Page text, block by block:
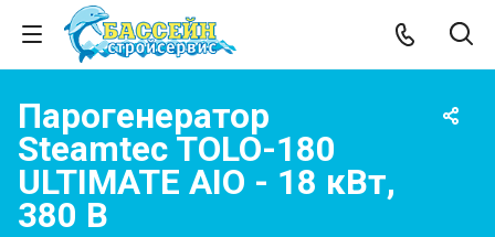
Парогенератор
Steamtec TOLO-180
ULTIMATE AIO - 18 кВт,
380 В